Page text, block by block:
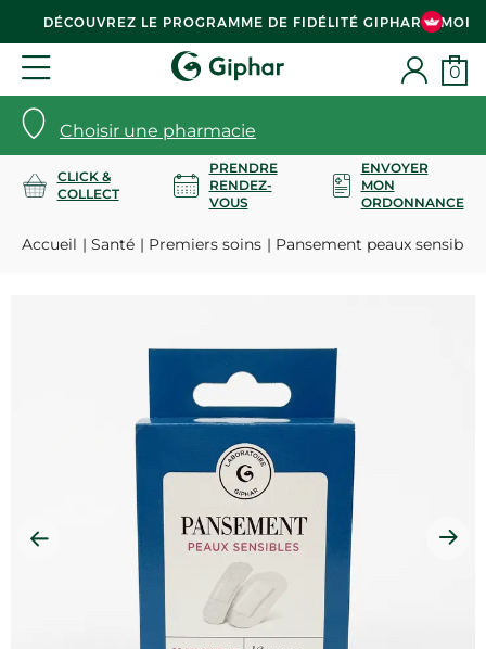
DÉCOUVREZ LE PROGRAMME DE FIDÉLITÉ GIPHAR & MOI
Choisir une pharmacie
0
CLICK &
COLLECT
PRENDRE
RENDEZ-
VOUS
ENVOYER
MON
ORDONNANCE
Accueil Santé Premiers soins Pansement peaux sensibles